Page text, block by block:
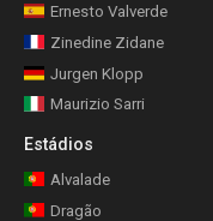
Ernesto Valverde
Zinedine Zidane
Jurgen Klopp
Maurizio Sarri
Estádios
Alvalade
Dragão